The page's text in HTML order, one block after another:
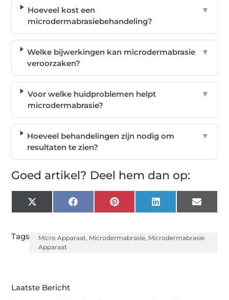
Hoeveel kost een
microdermabrasiebehandeling?
▼
Welke bijwerkingen kan microdermabrasie
veroorzaken?
▼
Voor welke huidproblemen helpt
microdermabrasie?
▼
Hoeveel behandelingen zijn nodig om
resultaten te zien?
▼
Goed artikel? Deel hem dan op:
X
(Twitter)
FacebookPinterest LinkedIn Email
Tags: Micro Apparaat, Microdermabrasie, Microdermabrasie
Apparaat
Laatste Bericht